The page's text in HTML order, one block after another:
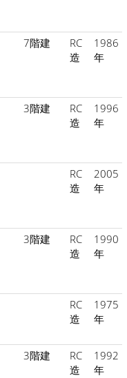
7階建
RC
造
1986
年
3階建
RC
造
1996
年
RC
造
2005
年
3階建
RC
造
1990
年
RC
造
1975
年
3階建
RC
造
1992
年